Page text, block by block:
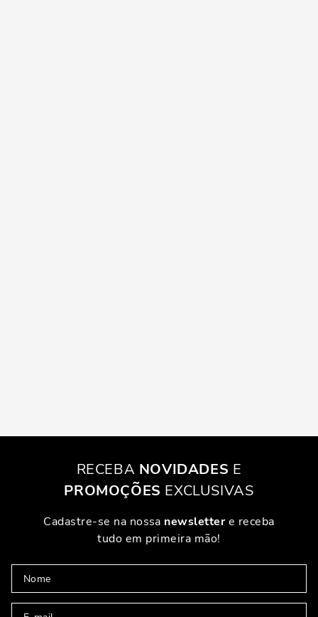
RECEBA NOVIDADES E
PROMOÇÕES EXCLUSIVAS
Cadastre-se na nossa newslettere receba
tudo em primeira mão!